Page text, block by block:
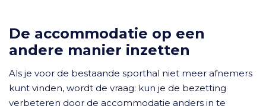
De accommodatie op een
andere manier inzetten
Als je voor de bestaande sporthal niet meer afnemers
kunt vinden, wordt de vraag: kun je de bezetting
verbeteren door de accommodatie anders in te